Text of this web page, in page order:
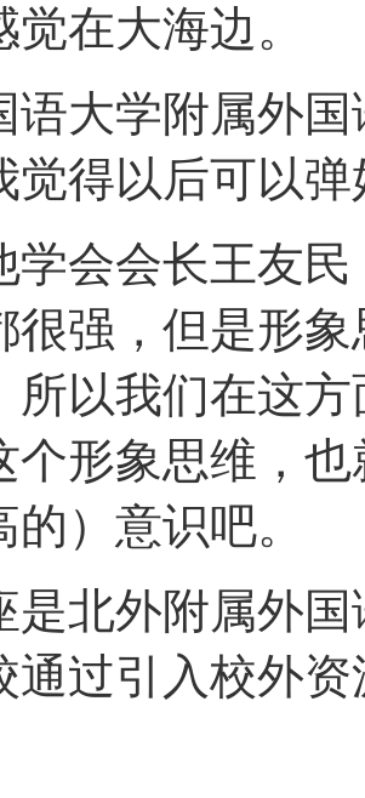
在大海边。
语大学附属外
觉得以后可以
学会会长王友
很强，但是形
所以我们在这
个形象思维，
）意识吧。
是北外附属外
通过引入校外